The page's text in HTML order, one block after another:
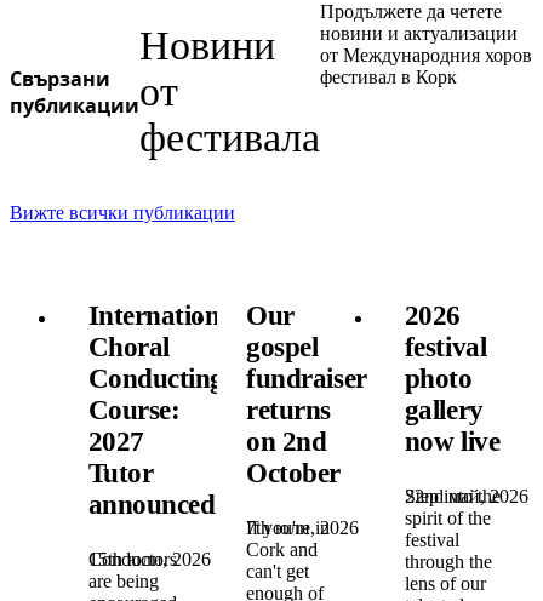
Свързани
публикации
Новини
от
фестивала
Продължете да четете
новини и актуализации
от Международния хоров
фестивал в Корк
Вижте всички публикации
International
Choral
Conducting
Course:
2027
Tutor
announced!
15th юли, 2026
Conductors
are being
Our
gospel
fundraiser
returns
on 2nd
October
7th юли, 2026
If you're in
Cork and
can't get
enough of
2026
festival
photo
gallery
now live
22nd май, 2026
Step into the
spirit of the
festival
through the
lens of our